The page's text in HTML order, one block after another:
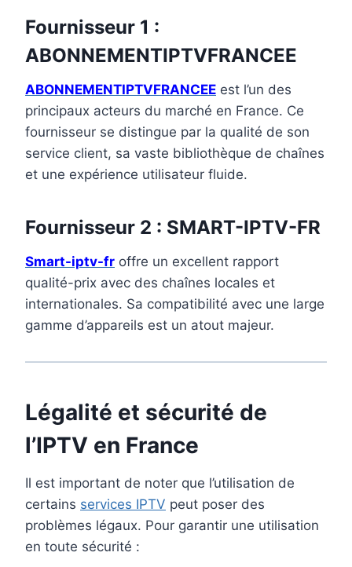
Fournisseur 1 :
ABONNEMENTIPTVFRANCEE
ABONNEMENTIPTVFRANCEE est l’un des
principaux acteurs du marché en France. Ce
fournisseur se distingue par la qualité de son
service client, sa vaste bibliothèque de chaînes
et une expérience utilisateur fluide.
Fournisseur 2 : SMART-IPTV-FR
Smart-iptv-fr offre un excellent rapport
qualité-prix avec des chaînes locales et
internationales. Sa compatibilité avec une large
gamme d’appareils est un atout majeur.
Légalité et sécurité de
l’IPTV en France
Il est important de noter que l’utilisation de
certains services IPTV peut poser des
problèmes légaux. Pour garantir une utilisation
en toute sécurité :